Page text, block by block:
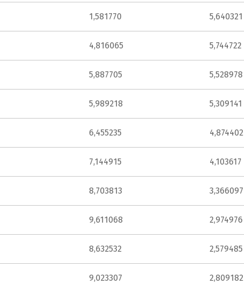
1,581770 5,640321
4,816065 5,744722
5,887705 5,528978
5,989218 5,309141
6,455235 4,874402
7,144915 4,103617
8,703813 3,366097
9,611068 2,974976
8,632532 2,579485
9,023307 2,809182